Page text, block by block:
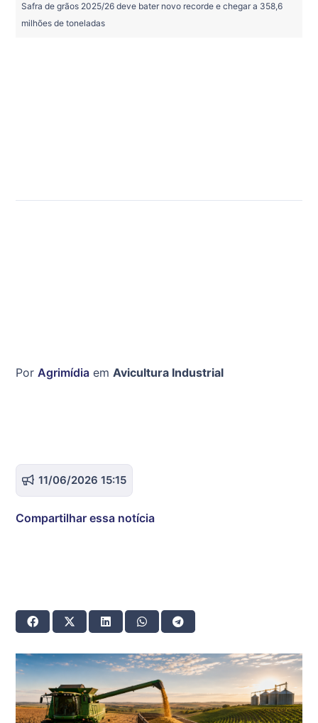
Safra de grãos 2025/26 deve bater novo recorde e chegar a 358,6
milhões de toneladas
Por Agrimídia em Avicultura Industrial
11/06/2026 15:15
Compartilhar essa notícia